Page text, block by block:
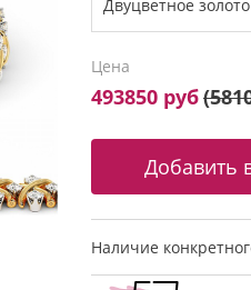
Цена
493850 руб(
Наличие